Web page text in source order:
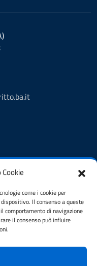
come i cookie per
Il consenso a queste
comportamento di navigazione
il consenso può influire